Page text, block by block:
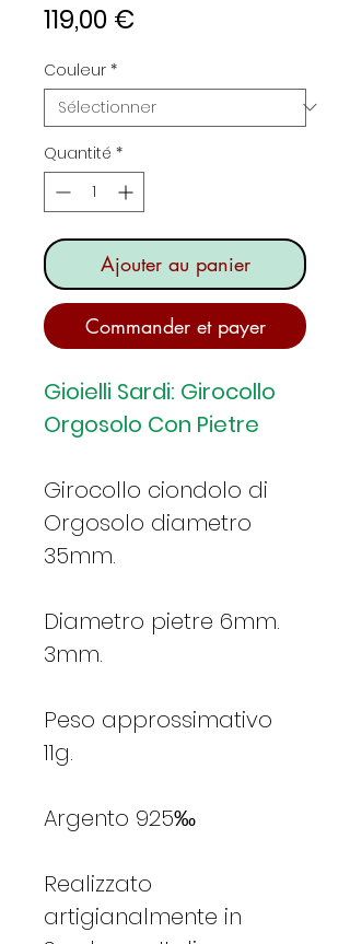
119,00 €
Couleur *
Quantité *
Ajouter au panier
Commander et payer
Gioielli Sardi: Girocollo
Orgosolo Con Pietre
Girocollo ciondolo di
Orgosolo diametro
35mm.
Diametro pietre 6mm.
3mm.
Peso approssimativo
11g.
Argento 925‰
Realizzato
artigianalmente in